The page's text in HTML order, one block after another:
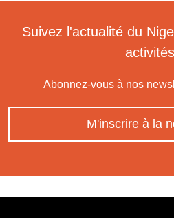
Suivez l'actualité du
Abonnez-vous à nos
M'inscrire à la